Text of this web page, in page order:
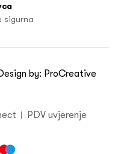
sigurna
by: ProCreative
PDV uvjerenje